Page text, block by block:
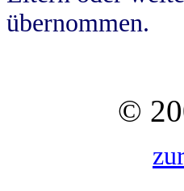
übernommen.
©